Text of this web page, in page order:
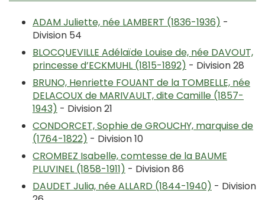
ADAM Juliette, née LAMBERT (1836-1936) -
Division 54
BLOCQUEVILLE Adélaïde Louise de, née DAVOUT,
princesse d’ECKMUHL (1815-1892) - Division 28
BRUNO, Henriette FOUANT de la TOMBELLE, née
DELACOUX de MARIVAULT, dite Camille (1857-
1943) - Division 21
CONDORCET, Sophie de GROUCHY, marquise de
(1764-1822) - Division 10
CROMBEZ Isabelle, comtesse de la BAUME
PLUVINEL (1858-1911) - Division 86
DAUDET Julia, née ALLARD (1844-1940) - Division